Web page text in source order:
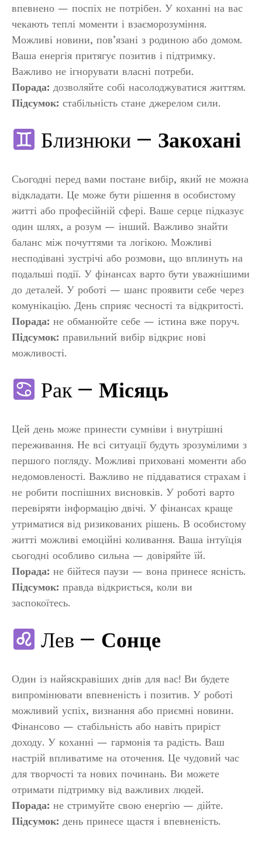
впевнено — поспіх не потрібен. У коханні на вас
чекають теплі моменти і взаєморозуміння.
Можливі новини, пов’язані з родиною або домом.
Ваша енергія притягує позитив і підтримку.
Важливо не ігнорувати власні потреби.
Порада: дозволяйте собі насолоджуватися життям.
Підсумок: стабільність стане джерелом сили.
Близнюки — Закохані
Сьогодні перед вами постане вибір, який не можна
відкладати. Це може бути рішення в особистому
житті або професійній сфері. Ваше серце підказує
один шлях, а розум — інший. Важливо знайти
баланс між почуттями та логікою. Можливі
несподівані зустрічі або розмови, що вплинуть на
подальші події. У фінансах варто бути уважнішими
до деталей. У роботі — шанс проявити себе через
комунікацію. День сприяє чесності та відкритості.
Порада: не обманюйте себе — істина вже поруч.
Підсумок: правильний вибір відкриє нові
можливості.
Рак —Місяць
Цей день може принести сумніви і внутрішні
переживання. Не всі ситуації будуть зрозумілими з
першого погляду. Можливі приховані моменти або
недомовленості. Важливо не піддаватися страхам і
не робити поспішних висновків. У роботі варто
перевіряти інформацію двічі. У фінансах краще
утриматися від ризикованих рішень. В особистому
житті можливі емоційні коливання. Ваша інтуїція
сьогодні особливо сильна — довіряйте їй.
Порада: не бійтеся паузи — вона принесе ясність.
Підсумок: правда відкриється, коли ви
заспокоїтесь.
Лев — Сонце
Один із найяскравіших днів для вас! Ви будете
випромінювати впевненість і позитив. У роботі
можливий успіх, визнання або приємні новини.
Фінансово — стабільність або навіть приріст
доходу. У коханні — гармонія та радість. Ваш
настрій впливатиме на оточення. Це чудовий час
для творчості та нових починань. Ви можете
отримати підтримку від важливих людей.
Порада: не стримуйте свою енергію — дійте.
Підсумок: день принесе щастя і впевненість.